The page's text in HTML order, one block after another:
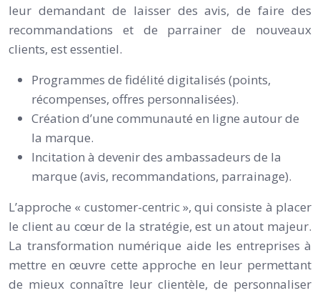
leur demandant de laisser des avis, de faire des
recommandations et de parrainer de nouveaux
clients, est essentiel.
Programmes de fidélité digitalisés (points,
récompenses, offres personnalisées).
Création d’une communauté en ligne autour de
la marque.
Incitation à devenir des ambassadeurs de la
marque (avis, recommandations, parrainage).
L’approche « customer-centric », qui consiste à placer
le client au cœur de la stratégie, est un atout majeur.
La transformation numérique aide les entreprises à
mettre en œuvre cette approche en leur permettant
de mieux connaître leur clientèle, de personnaliser